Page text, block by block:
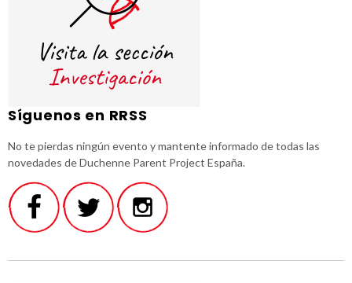
Síguenos en RRSS
No te pierdas ningún evento y mantente informado de todas las
novedades de Duchenne Parent Project España.